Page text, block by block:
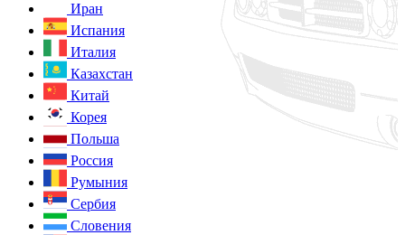
Иран
Испания
Италия
Казахстан
Китай
Корея
Польша
Россия
Румыния
Сербия
Словения